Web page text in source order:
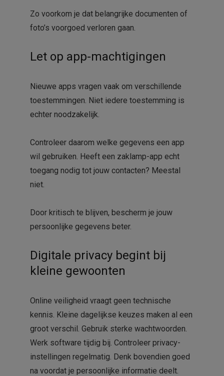
Zo voorkom je dat belangrijke documenten of
foto’s voorgoed verloren gaan.
Let op app-machtigingen
Nieuwe apps vragen vaak om verschillende
toestemmingen. Niet iedere toestemming is
echter noodzakelijk.
Controleer daarom welke gegevens een app
wil gebruiken. Heeft een zaklamp-app echt
toegang nodig tot jouw contacten? Meestal
niet.
Door kritisch te blijven, bescherm je jouw
persoonlijke gegevens beter.
Digitale privacy begint bij
kleine gewoonten
Online veiligheid vraagt geen technische
kennis. Kleine dagelijkse keuzes maken al een
groot verschil. Gebruik sterke wachtwoorden.
Werk software tijdig bij. Controleer privacy-
instellingen regelmatig. Denk bovendien goed
na voordat je persoonlijke informatie deelt.